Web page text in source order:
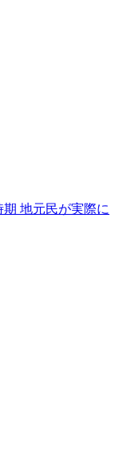
期 地元民が実際に